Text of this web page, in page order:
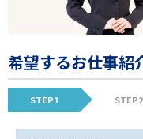
希望するお仕事紹
STEP1 STEP2